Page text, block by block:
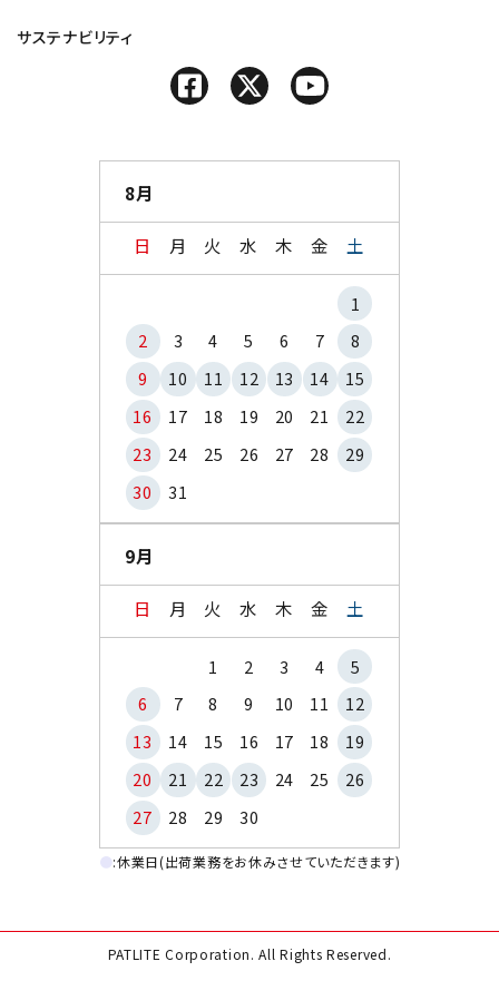
サステナビリティ
8月
日 月 火 水 木 金 土
1
2
3 4 5 6 7
8
9
10 11 12 13 14
15
16
17 18 19 20 21
22
23
24 25 26 27 28
29
30
31
9月
日 月 火 水 木 金 土
1 2 3 4
5
6
7 8 9 10 11
12
13
14 15 16 17 18
19
20
21 22 23 24 25
26
27
28 29 30
●:休業日(出荷業務をお休みさせていただきます)
PATLITE Corporation. All Rights Reserved.